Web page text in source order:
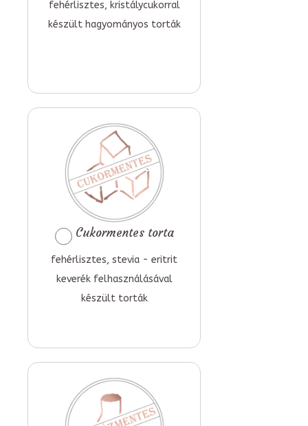
fehérlisztes, kristálycukorral
készült hagyományos torták
Cukormentes torta
fehérlisztes, stevia - eritrit
keverék felhasználásával
készült torták